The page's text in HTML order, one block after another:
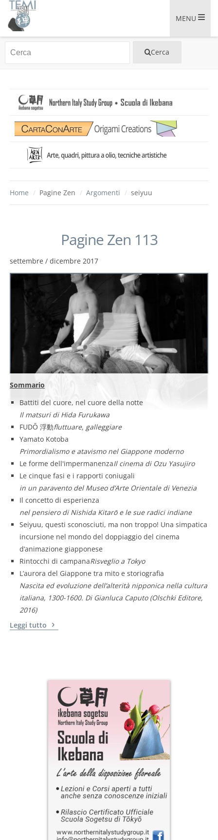
MENU
Home / Pagine Zen / Argomenti / seiyuu
Pagine Zen 113
settembre / dicembre 2017
Sommario
Battiti del cuore, nel cuore della notte
Il matsuri di Hida Furukawa
FUDŌ 浮動fluttuare, galleggiare
Yamato Kotoba
Primordialismo e atavismo nel Giappone moderno
Le forme dell'impermanenzaIl cinema di Ozu Yasujiro
Le cinque fasi e i rapporti coniugali
in un paravento del Museo d’Arte Orientale di Venezia
Il concetto di esperienza
nel pensiero di Nishida Kitarō e le sue radici indiane
Seiyuu, questi sconosciuti, ma non troppo! Una simpatica
incursione nel mondo del doppiaggio del cinema
d’animazione giapponese
Rintocchi di campanaRisveglio a Tokyo
L’aurora del Giappone tra mito e storiografia
Nascita ed evoluzione dell’alterità nipponica nella cultura
italiana, 1300-1600. Di Gianluca Caputo (Olschki Editore,
2016)
Leggi tutto